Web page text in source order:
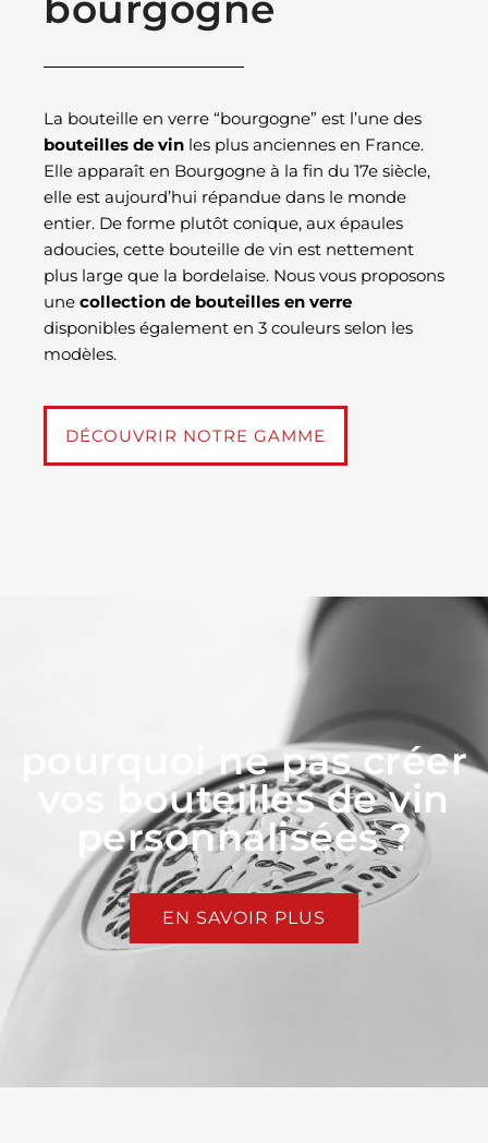
La bouteille en verre “bourgogne” est l’une des
bouteilles de vin les plus anciennes en France.
Elle apparaît en Bourgogne à la fin du 17e siècle,
elle est aujourd’hui répandue dans le monde
entier. De forme plutôt conique, aux épaules
adoucies, cette bouteille de vin est nettement
plus large que la bordelaise. Nous vous proposons
une collection de bouteilles en verre
disponibles également en 3 couleurs selon les
modèles.
DÉCOUVRIR NOTRE GAMME
pourquoi ne pas créer
vos bouteilles de vin
personnalisées ?
EN SAVOIR PLUS